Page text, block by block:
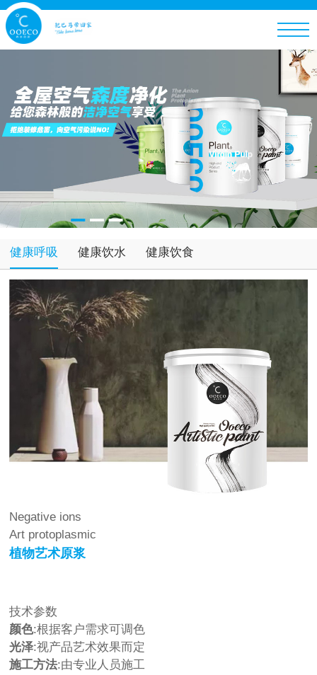
健康呼吸 健康饮水 健康饮食
Negative ions
Art protoplasmic
植物艺术原浆
技术参数
颜色:根据客户需求可调色
光泽:视产品艺术效果而定
施工方法:由专业人员施工